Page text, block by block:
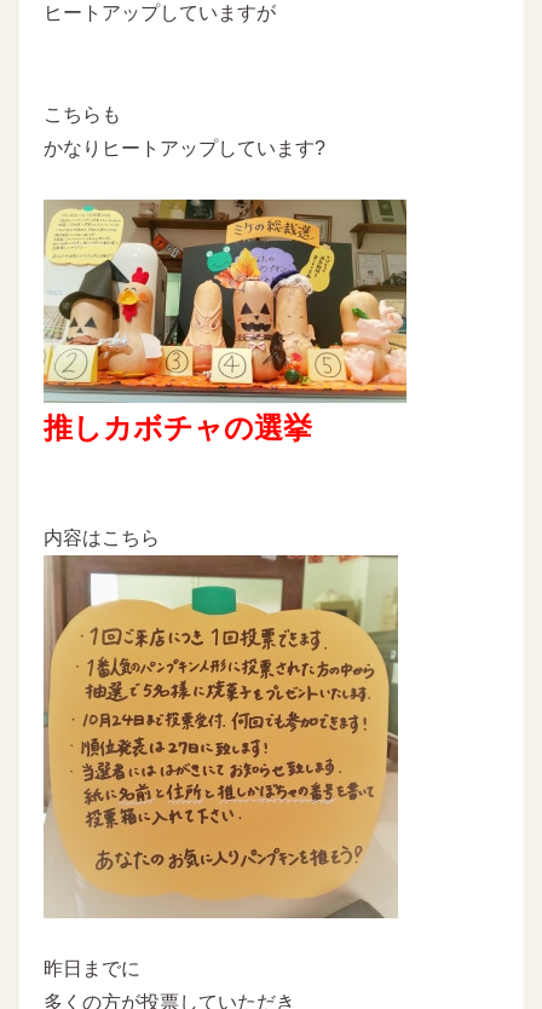
ヒートアップしていますが
こちらも
かなりヒートアップしています?
推しカボチャの選挙
内容はこちら
昨日までに
多くの方が投票していただき